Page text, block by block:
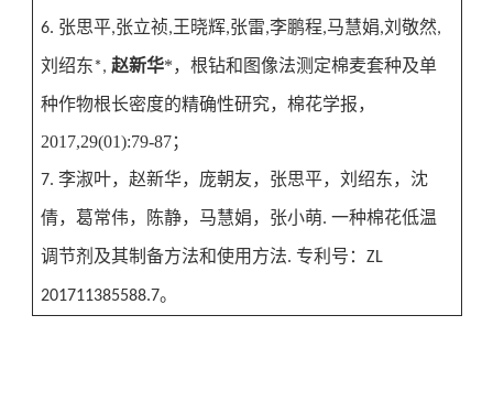
6. 张思平,张立祯,王晓辉,张雷,李鹏程,马慧娟,刘敬然,
刘绍东*, 赵新华*，根钻和图像法测定棉麦套种及单
种作物根长密度的精确性研究，棉花学报，
2017,29(01):79-87；
7. 李淑叶，赵新华，庞朝友，张思平，刘绍东，沈
倩，葛常伟，陈静，马慧娟，张小萌. 一种棉花低温
调节剂及其制备方法和使用方法. 专利号： ZL
201711385588.7。